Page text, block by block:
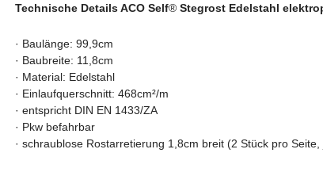
Technische Details ACO Self® Stegrost Edelstahl
· Baulänge: 99,9cm
· Baubreite: 11,8cm
· Material: Edelstahl
· Einlaufquerschnitt: 468cm²/m
· entspricht DIN EN 1433/ZA
· Pkw befahrbar
· schraublose Rostarretierung 1,8cm breit (2 Stück pro